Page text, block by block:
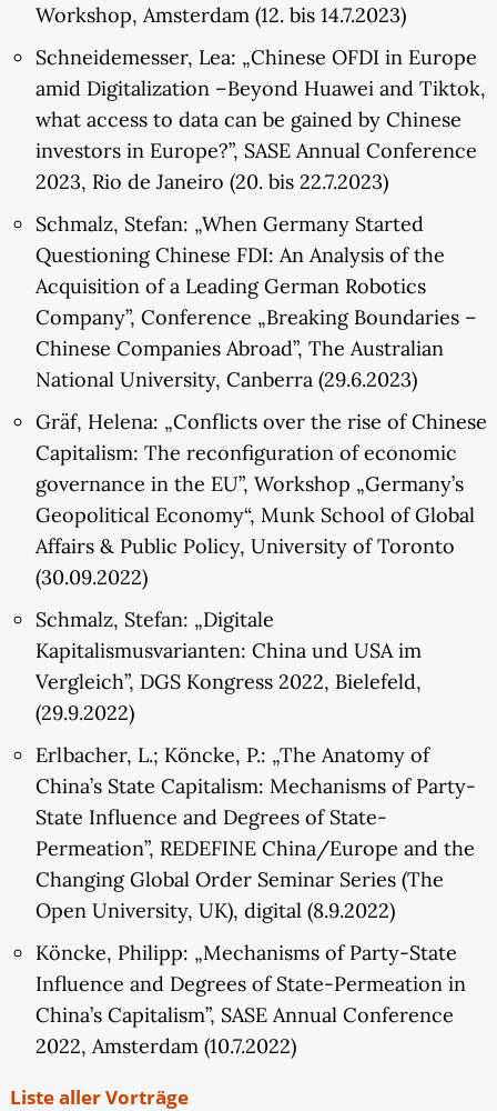
Workshop, Amsterdam (12. bis 14.7.2023)
Schneidemesser, Lea: „Chinese OFDI in Europe
amid Digitalization –Beyond Huawei and Tiktok,
what access to data can be gained by Chinese
investors in Europe?”, SASE Annual Conference
2023, Rio de Janeiro (20. bis 22.7.2023)
Schmalz, Stefan: „When Germany Started
Questioning Chinese FDI: An Analysis of the
Acquisition of a Leading German Robotics
Company”, Conference „Breaking Boundaries –
Chinese Companies Abroad”, The Australian
National University, Canberra (29.6.2023)
Gräf, Helena: „Conflicts over the rise of Chinese
Capitalism: The reconfiguration of economic
governance in the EU”, Workshop „Germany’s
Geopolitical Economy“, Munk School of Global
Affairs & Public Policy, University of Toronto
(30.09.2022)
Schmalz, Stefan: „Digitale
Kapitalismusvarianten: China und USA im
Vergleich”, DGS Kongress 2022, Bielefeld,
(29.9.2022)
Erlbacher, L.; Köncke, P.: „The Anatomy of
China’s State Capitalism: Mechanisms of Party-
State Influence and Degrees of State-
Permeation”, REDEFINE China/Europe and the
Changing Global Order Seminar Series (The
Open University, UK), digital (8.9.2022)
Köncke, Philipp: „Mechanisms of Party-State
Influence and Degrees of State-Permeation in
China’s Capitalism”, SASE Annual Conference
2022, Amsterdam (10.7.2022)
Liste aller Vorträge